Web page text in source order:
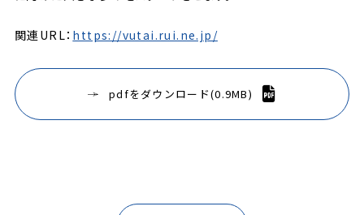
関連URL： https://vutai.rui.ne.jp/
pdfをダウンロード(0.9MB)